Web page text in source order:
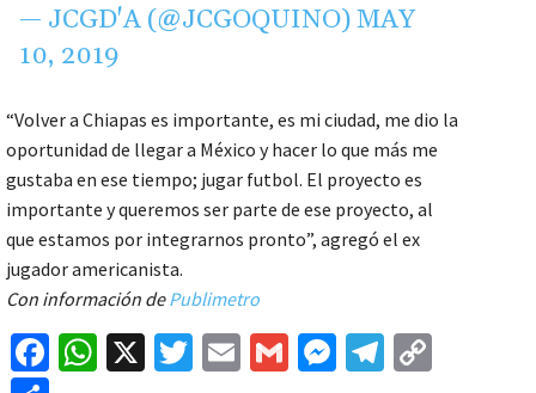
— JCGD'A (@JCGOQUINO)MAY
10, 2019
“Volver a Chiapas es importante, es mi ciudad, me dio la
oportunidad de llegar a México y hacer lo que más me
gustaba en ese tiempo; jugar futbol. El proyecto es
importante y queremos ser parte de ese proyecto, al
que estamos por integrarnos pronto”, agregó el ex
jugador americanista.
Con información dePublimetro
Fa W X
T
E
G
M Te